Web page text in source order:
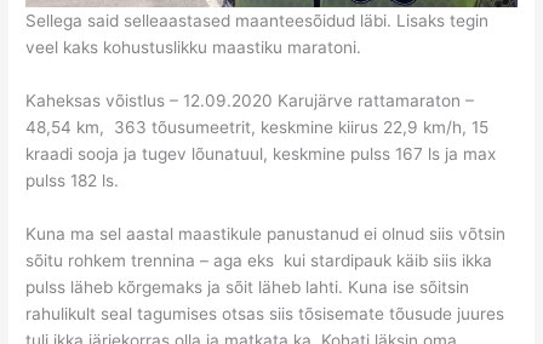
Sellega said selleaastased maanteesõidud läbi. Lisaks tegin
veel kaks kohustuslikku maastiku maratoni.
Kaheksas võistlus – 12.09.2020 Karujärve rattamaraton –
48,54 km, 363 tõusumeetrit, keskmine kiirus 22,9 km/h, 15
kraadi sooja ja tugev lõunatuul, keskmine pulss 167 ls ja max
pulss 182 ls.
Kuna ma sel aastal maastikule panustanud ei olnud siis võtsin
sõitu rohkem trennina – aga eks kui stardipauk käib siis ikka
pulss läheb kõrgemaks ja sõit läheb lahti. Kuna ise sõitsin
rahulikult seal tagumises otsas siis tõsisemate tõusude juures